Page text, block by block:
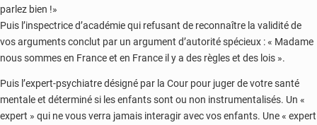
parlez bien !»
Puis l’inspectrice d’académie qui refusant de reconnaître la validité de
vos arguments conclut par un argument d’autorité spécieux : « Madame
nous sommes en France et en France il y a des règles et des lois ».
Puis l’expert-psychiatre désigné par la Cour pour juger de votre santé
mentale et déterminé si les enfants sont ou non instrumentalisés. Un «
expert » qui ne vous verra jamais interagir avec vos enfants. Une « expert